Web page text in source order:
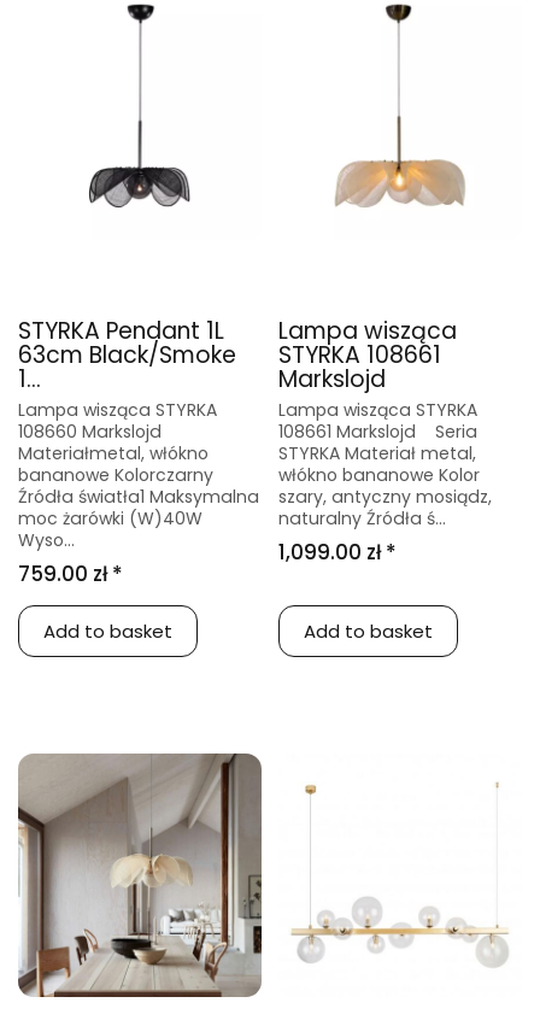
STYRKA Pendant 1L
63cm Black/Smoke
1...
Lampa wisząca STYRKA
108660 Markslojd
Materiałmetal, włókno
bananowe Kolorczarny
Źródła światła1 Maksymalna
moc żarówki (W)40W
Wyso...
759.00 zł *
Add to basket
Lampa wisząca
STYRKA 108661
Markslojd
Lampa wisząca STYRKA
108661 Markslojd Seria
STYRKA Materiał metal,
włókno bananowe Kolor
szary, antyczny mosiądz,
naturalny Źródła ś...
1,099.00 zł *
Add to basket